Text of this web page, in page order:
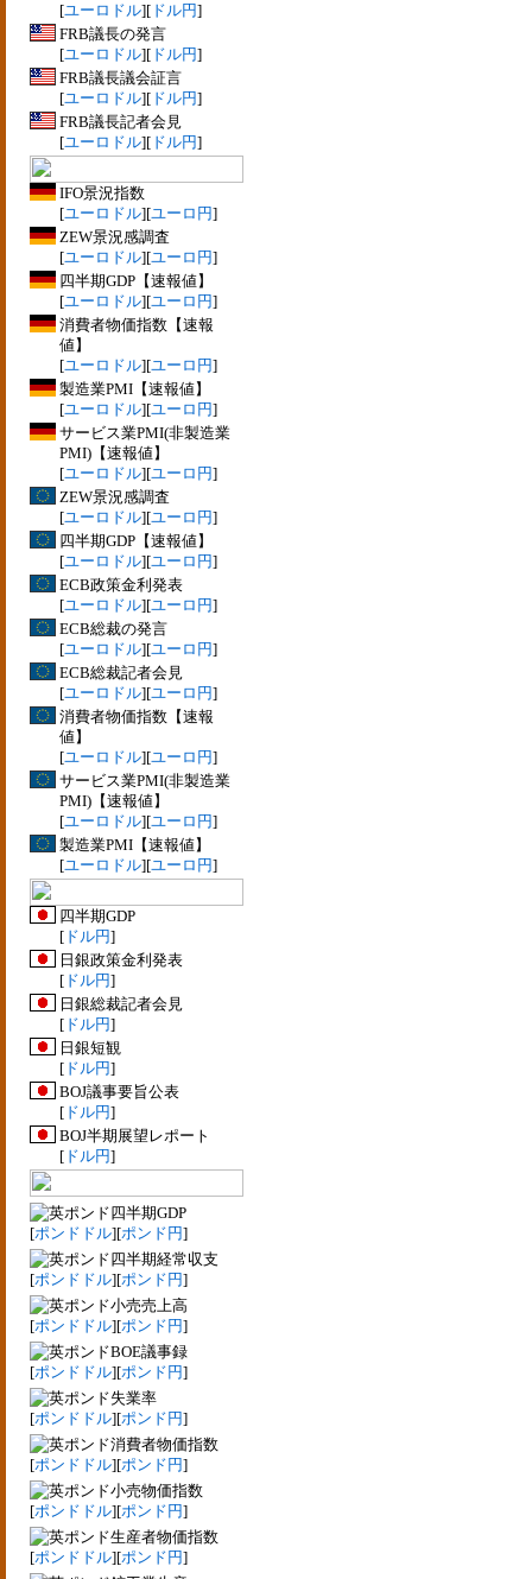
[ユーロドル][ ドル円]
FRB議長の発言
[ユーロドル][ ドル円]
FRB議長議会証言
[ユーロドル][ ドル円]
FRB議長記者会見
[ユーロドル][ ドル円]
IFO景況指数
[ユーロドル][ユーロ円]
ZEW景況感調査
[ユーロドル][ユーロ円]
四半期GDP【速報値】
[ユーロドル][ユーロ円]
消費者物価指数【速報
値】
[ユーロドル][ユーロ円]
製造業PMI【速報値】
[ユーロドル][ユーロ円]
サービス業PMI(非製造業
PMI)【速報値】
[ユーロドル][ユーロ円]
ZEW景況感調査
[ユーロドル][ユーロ円]
四半期GDP【速報値】
[ユーロドル][ユーロ円]
ECB政策金利発表
[ユーロドル][ユーロ円]
ECB総裁の発言
[ユーロドル][ユーロ円]
ECB総裁記者会見
[ユーロドル][ユーロ円]
消費者物価指数【速報
値】
[ユーロドル][ユーロ円]
サービス業PMI(非製造業
PMI)【速報値】
[ユーロドル][ユーロ円]
製造業PMI【速報値】
[ユーロドル][ユーロ円]
四半期GDP
[ ドル円]
日銀政策金利発表
[ ドル円]
日銀総裁記者会見
[ ドル円]
日銀短観
[ ドル円]
BOJ議事要旨公表
[ ドル円]
BOJ半期展望レポート
[ ドル円]
四半期GDP
[ポンドドル][ポンド円]
四半期経常収支
[ポンドドル][ポンド円]
小売売上高
[ポンドドル][ポンド円]
BOE議事録
[ポンドドル][ポンド円]
失業率
[ポンドドル][ポンド円]
消費者物価指数
[ポンドドル][ポンド円]
小売物価指数
[ポンドドル][ポンド円]
生産者物価指数
[ポンドドル][ポンド円]